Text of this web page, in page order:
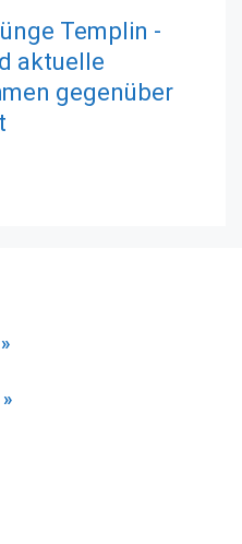
Templin -
aktuelle
gegenüber
»